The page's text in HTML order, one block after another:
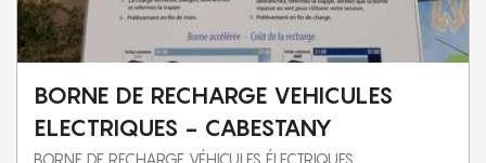
BORNE DE RECHARGE VEHICULES
ELECTRIQUES - CABESTANY